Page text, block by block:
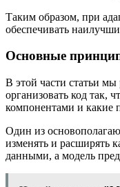
Таким образом, при
обеспечивать
Основные
В этой части статьи
организовать код так,
компонентами и какие
Один из
изменять и расширять
данными, а модель